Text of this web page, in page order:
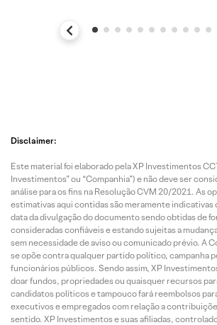
Disclaimer:
Este material foi elaborado pela XP Investimentos
Investimentos” ou “Companhia”) e não deve ser
análise para os fins na Resolução CVM 20/2021. As
estimativas aqui contidas são meramente indicativas
data da divulgação do documento sendo obtidas de
consideradas confiáveis e estando sujeitas a
sem necessidade de aviso ou comunicado prévio. A
se opõe contra qualquer partido político, campanha
funcionários públicos. Sendo assim, XP
doar fundos, propriedades ou quaisquer recursos
candidatos políticos e tampouco fará reembolsos
executivos e empregados com relação a
sentido. XP Investimentos e suas afiliadas,